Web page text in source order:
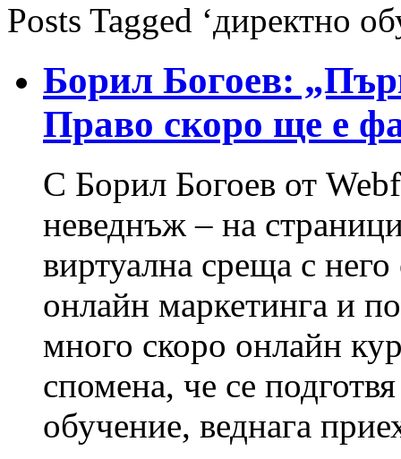
Posts Tagged ‘директно
Борил Богоев:
Право скоро ще е
С Борил Богоев от
неведнъж – на
виртуална среща с
онлайн маркетинга и
много скоро онлайн
спомена, че се
обучение, веднага